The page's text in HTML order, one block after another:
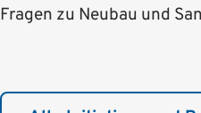
Fragen zu Neubau und